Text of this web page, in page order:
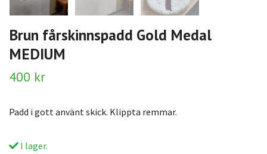
Brun fårskinnspadd Gold Medal
MEDIUM
400 kr
Padd i gott använt skick. Klippta remmar.
I lager.